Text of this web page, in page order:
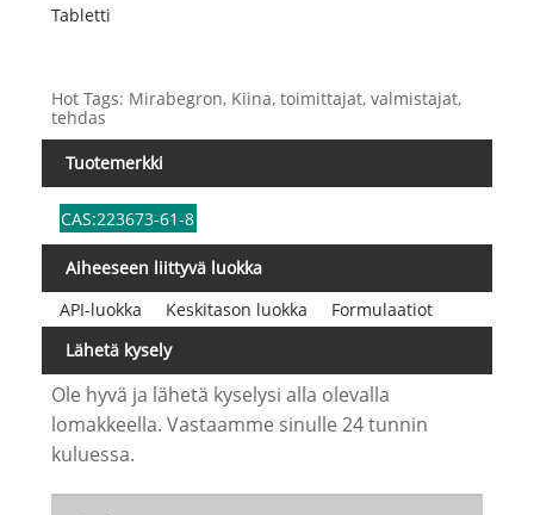
Tabletti
Hot Tags: Mirabegron, Kiina, toimittajat, valmistajat,
tehdas
Tuotemerkki
CAS:223673-61-8
Aiheeseen liittyvä luokka
API-luokka
Keskitason luokka
Formulaatiot
Lähetä kysely
Ole hyvä ja lähetä kyselysi alla olevalla
lomakkeella. Vastaamme sinulle 24 tunnin
kuluessa.